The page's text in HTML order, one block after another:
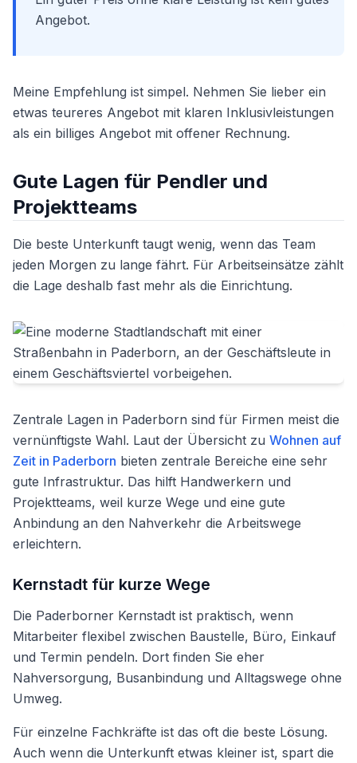
Angebot.
Meine Empfehlung ist simpel. Nehmen Sie lieber ein
etwas teureres Angebot mit klaren Inklusivleistungen
als ein billiges Angebot mit offener Rechnung.
Gute Lagen für Pendler und
Projektteams
Die beste Unterkunft taugt wenig, wenn das Team
jeden Morgen zu lange fährt. Für Arbeitseinsätze zählt
die Lage deshalb fast mehr als die Einrichtung.
Zentrale Lagen in Paderborn sind für Firmen meist die
vernünftigste Wahl. Laut der Übersicht zu Wohnen auf
Zeit in Paderborn bieten zentrale Bereiche eine sehr
gute Infrastruktur. Das hilft Handwerkern und
Projektteams, weil kurze Wege und eine gute
Anbindung an den Nahverkehr die Arbeitswege
erleichtern.
Kernstadt für kurze Wege
Die Paderborner Kernstadt ist praktisch, wenn
Mitarbeiter flexibel zwischen Baustelle, Büro, Einkauf
und Termin pendeln. Dort finden Sie eher
Nahversorgung, Busanbindung und Alltagswege ohne
Umweg.
Für einzelne Fachkräfte ist das oft die beste Lösung.
Auch wenn die Unterkunft etwas kleiner ist, spart die